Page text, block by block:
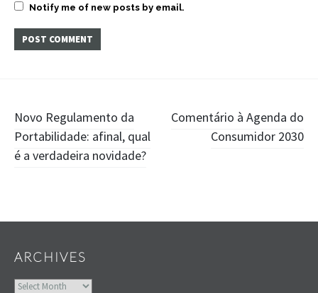
Notify me of new posts by email.
Post
navigation
Novo Regulamento da
Portabilidade: afinal, qual
é a verdadeira novidade?
Comentário à Agenda do
Consumidor 2030
ARCHIVES
Archives